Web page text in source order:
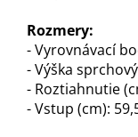
Rozmery:
- Vyrovnávací
- Výška
- Roztiahnutie
- Vstup (cm):